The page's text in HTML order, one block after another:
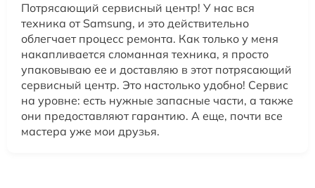
Потрясающий сервисный центр! У нас вся
техника от Samsung, и это действительно
облегчает процесс ремонта. Как только у меня
накапливается сломанная техника, я просто
упаковываю ее и доставляю в этот потрясающий
сервисный центр. Это настолько удобно! Сервис
на уровне: есть нужные запасные части, а также
они предоставляют гарантию. А еще, почти все
мастера уже мои друзья.